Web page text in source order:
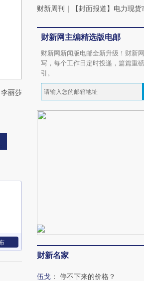
丽莎
财新周刊 ｜ 【封面报道】电力现
财新网主编精选版电邮
财新网新闻版电邮全新升级！财新
写，每个工作日定时投递，篇篇重
引。
财新名家
伍戈 ： 停不下来的价格？